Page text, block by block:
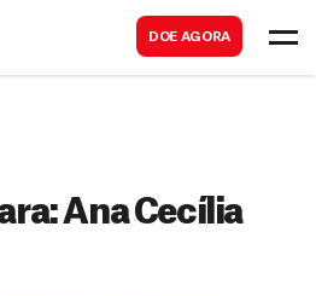
DOE AGORA
Ana Cecília
r